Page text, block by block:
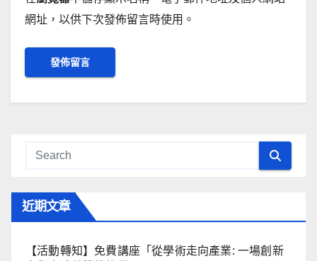
網址，以供下次發佈留言時使用。
近期文章
【活動轉知】免費講座「從學術走向產業: ⼀場創新